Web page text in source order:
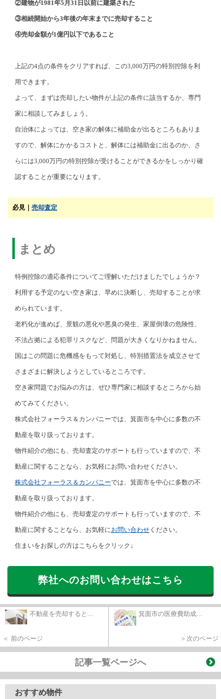
②建物が1981年5月31日以前に建築された
③相続開始から3年後の年末までに売却すること
④売却金額が1億円以下であること
上記の4点の条件をクリアすれば、この3,000万円の特別控除を利
用できます。
よって、まずは売却したい物件が上記の条件に該当するか、専門
家に相談してみましょう。
自治体によっては、空き家の解体に補助金が出るところもありま
すので、解体にかかるコストと、解体には補助金に出るのか、さ
らには3,000万円の特別控除が受けることができるかをしっかり確
認することが重要になります。
必見｜ 売却査定
まとめ
特例控除の適応条件についてご理解いただけましたでしょうか？
利用する予定のない空き家は、早めに決断し、売却することが求
められています。
老朽化が進めば、景観の悪化や悪臭の発生、家屋倒壊の危険性、
不法占拠による犯罪リスクなど、問題が大きくなりかねません。
国はこの問題に危機感をもって対処し、特別措置法を成立させて
さまざまに解決しようとしているところです。
空き家問題でお悩みの方は、ぜひ専門家に相談するところから始
めてみてください。
株式会社フォーラス＆カンパニーでは、箕面市を中心に多数の不
動産を取り扱っております。
物件紹介の他にも、売却査定のサポートも行っていますので、不
動産に関することなら、お気軽にお問い合わせください。
株式会社フォーラス＆カンパニーでは、箕面市を中心に多数の不
動産を取り扱っております。
物件紹介の他にも、売却査定のサポートも行っていますので、不
動産に関することなら、お気軽にお問い合わせ ください。
住まいをお探しの方はこちらをクリック↓
弊社へのお問い合わせはこちら
不動産を売却すると...
＜ 前のページ
箕面市の医療費助成...
＞次のページ
記事一覧ページへ
おすすめ物件